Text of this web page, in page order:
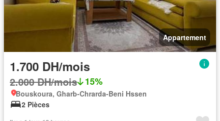
Appartement
1.700 DH/mois
2.000 DH/mois 15%
Bouskoura, Gharb-Chrarda-Beni Hssen
2 Pièces